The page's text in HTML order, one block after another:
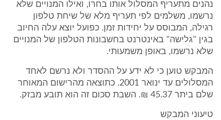
נהנים מתעריף המסלול אותו בחרו, ואילו המנויים שלא
נרשמו, משלמים לפי תעריף מלא של שיחת טלפון
רגילה, המבוסס על יחידות זמן. כפועל יוצא עלה החיוב
בגין "גלישה" באינטרנט בחשבונות הטלפון של המנויים
שלא נרשמו, באופן משמעותי.
המבקש טוען כי לא ידע על ההסדר ולא נרשם לאחד
המסלולים עד ינואר 2001. כתוצאה מהרישום המאוחר
שלם ביתר 45.37 ₪. השבת סכום זה הוא תובע מבזק.
טיעוני המבקש